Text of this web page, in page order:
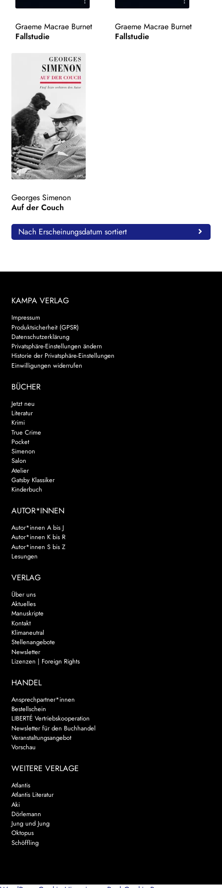
Search:
Graeme Macrae Burnet
Fallstudie
Graeme Macrae Burnet
Fallstudie
Georges Simenon
Auf der Couch
Nach Erscheinungsdatum sortiert
KAMPA VERLAG
Impressum
Produktsicherheit (GPSR)
Datenschutzerklärung
Privatsphäre-Einstellungen ändern
Historie der Privatsphäre-Einstellungen
Einwilligungen widerrufen
BÜCHER
Jetzt neu
Literatur
Krimi
True Crime
Pocket
Simenon
Salon
Atelier
Gatsby Klassiker
Kinderbuch
AUTOR*INNEN
Autor*innen A bis J
Autor*innen K bis R
Autor*innen S bis Z
Lesungen
VERLAG
Über uns
Aktuelles
Manuskripte
Kontakt
Klimaneutral
Stellenangebote
Newsletter
Lizenzen | Foreign Rights
HANDEL
Ansprechpartner*innen
Bestellschein
LIBERTÉ Vertriebskooperation
Newsletter für den Buchhandel
Veranstaltungsangebot
Vorschau
WEITERE VERLAGE
Atlantis
Atlantis Literatur
Aki
Dörlemann
Jung und Jung
Oktopus
Schöffling